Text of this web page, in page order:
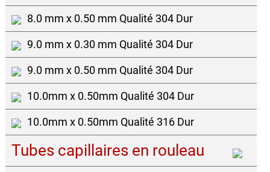
8.0 mm x 0.50 mm Qualité 304 Dur
9.0 mm x 0.30 mm Qualité 304 Dur
9.0 mm x 0.50 mm Qualité 304 Dur
10.0mm x 0.50mm Qualité 304 Dur
10.0mm x 0.50mm Qualité 316 Dur
Tubes capillaires en rouleau